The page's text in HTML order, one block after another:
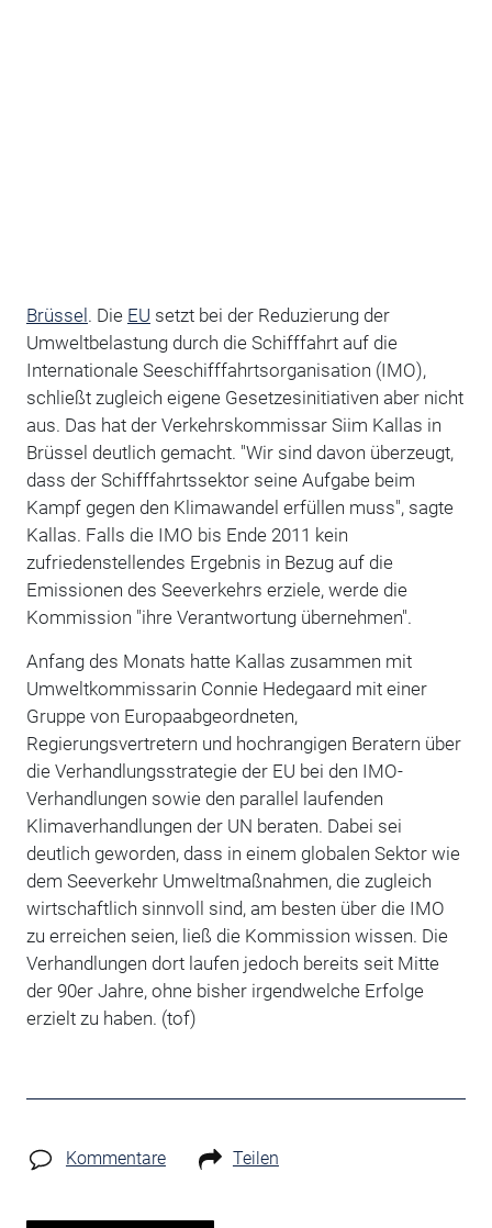
Brüssel . Die EU setzt bei der Reduzierung der
Umweltbelastung durch die Schifffahrt auf die
Internationale Seeschifffahrtsorganisation (IMO),
schließt zugleich eigene Gesetzesinitiativen aber nicht
aus. Das hat der Verkehrskommissar Siim Kallas in
Brüssel deutlich gemacht. "Wir sind davon überzeugt,
dass der Schifffahrtssektor seine Aufgabe beim
Kampf gegen den Klimawandel erfüllen muss", sagte
Kallas. Falls die IMO bis Ende 2011 kein
zufriedenstellendes Ergebnis in Bezug auf die
Emissionen des Seeverkehrs erziele, werde die
Kommission "ihre Verantwortung übernehmen".
Anfang des Monats hatte Kallas zusammen mit
Umweltkommissarin Connie Hedegaard mit einer
Gruppe von Europaabgeordneten,
Regierungsvertretern und hochrangigen Beratern über
die Verhandlungsstrategie der EU bei den IMO-
Verhandlungen sowie den parallel laufenden
Klimaverhandlungen der UN beraten. Dabei sei
deutlich geworden, dass in einem globalen Sektor wie
dem Seeverkehr Umweltmaßnahmen, die zugleich
wirtschaftlich sinnvoll sind, am besten über die IMO
zu erreichen seien, ließ die Kommission wissen. Die
Verhandlungen dort laufen jedoch bereits seit Mitte
der 90er Jahre, ohne bisher irgendwelche Erfolge
erzielt zu haben. (tof)
Kommentare Teilen